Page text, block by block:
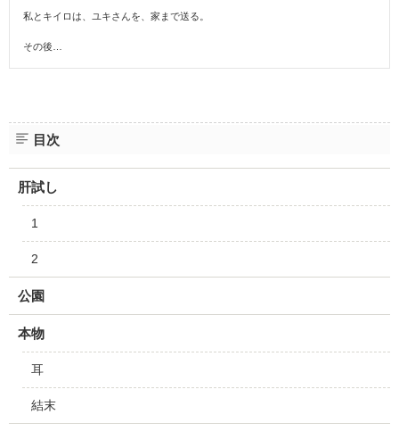
私とキイロは、ユキさんを、家まで送る。
その後…
目次
肝試し
1
2
公園
本物
耳
結末